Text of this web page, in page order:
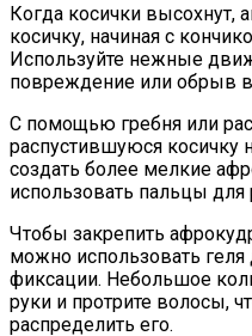
Когда косички высохнут,
косичку, начиная с
Используйте нежные
повреждение или обрыв
С помощью гребня или
распустившуюся косичку
создать более мелкие
использовать пальцы для
Чтобы закрепить
можно использовать
фиксации. Небольшое
руки и протрите волосы,
распределить его.